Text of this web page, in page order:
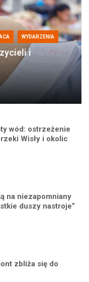
WYDARZENIA
i
wód: ostrzeżenie
Wisły i okolic
na niezapomniany
duszy nastroje”
zbliża się do